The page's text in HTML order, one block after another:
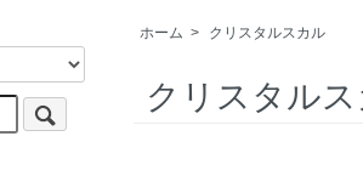
ホーム > クリスタルスカル
クリスタル